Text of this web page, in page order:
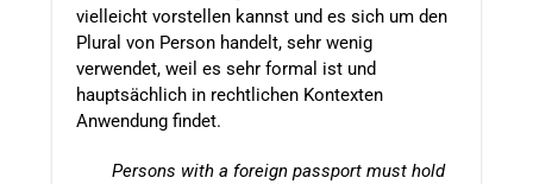
vielleicht vorstellen kannst und es sich um den
Plural von Person handelt, sehr wenig
verwendet, weil es sehr formal ist und
hauptsächlich in rechtlichen Kontexten
Anwendung findet.
Persons with a foreign passport must hold